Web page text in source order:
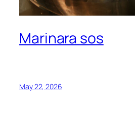
Marinara sos
May 22, 2026